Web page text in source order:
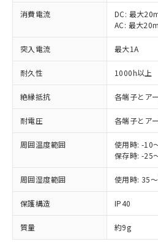
消費電流
DC: 最大
AC: 最大
突入電流 最大1A
耐久性 1000h以上
絶縁抵抗 各端子とア
耐電圧 各端子とア
周囲温度範囲
使用時: -10
保存時: -25
周囲湿度範囲 使用時: 35
保護構造 IP40
質量 約9g
商品の当社在庫状況
(税抜)を提供させて
当社制御機器事業取
ことをご了承ください
在庫状況および標準
記載している更新日
タに基づき作成され
覧された時点での実
準価格とは異なる場
了承ください。
正式な納期状況およ
様のお取引先、また
ムロン制御機器販売
ご相談ください。
販売ネットワー
非含有の対応状況を調査中
商品です。
非該当品：ライセンス料
害物質有無と関係のない商
仕入先様の事情により、
いたものが、含有品と判明
むを得ず変更することが
*EU RoHS指令（10物質）：
鉛(Pb) 1000ppm以下、 水銀(Hg)
ミウム(Cd) 100ppm以下、
六価クロム(Cr(Ⅵ)) 1000ppm以下
類(PBB) 1000ppm以下、ポリ臭
(PBDE) 1000ppm以下、フタル酸
ル) (DEHP)(別名：DOP)
ルベンジル（BBP） 1000ppm以下
（DBP） 1000ppm以下、フタル
(DIBP) 1000ppm以下
但し、RoHS指令で産業用監視およ
適用除外項目は除く。
フタル酸エステル類の４物質につ
図的な使用がないことを確認して
※1 中国RoHS○×表
「○」：最大均質材料含有
基準値以下であることを示
「×」：最大均質材料含
基準値を超えていることを
「－」：未確認です。当
い合わせください。
*中国RoHS10物質の基準値 (GB/
Pb(鉛) :1000ppm、 Hg(水銀) :
ム) : 100ppm、
Cr(Ⅵ)(六価クロム) : 1000ppm、
ニル類) : 1000ppm、 PBDEs(ポ
ル類) : 1000ppm、
DBP(フタル酸ジブチル) :
DEHP(フタル酸ビス(2-エチルヘキ
※2 環境保護使用期限
当社は、これら貴社
為替および外国貿易
（以下｢規制貨物等
または国外への提供
国政府の輸出許可(
可)を取得するなど
とります。
当社は規制貨物を破
全に破砕するなど、
いよう必要な手段を
当社は貴社製品を、
ル、化学兵器、生物
武器並びにこれらの
使用いたしません。
一定数以上の在
一定数には満た
在庫なし(最新
いては、お客様